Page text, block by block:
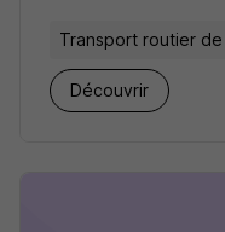
Transport routier de
Découvrir